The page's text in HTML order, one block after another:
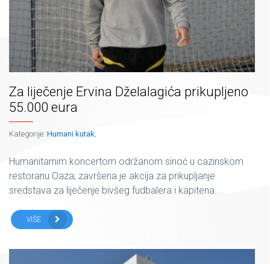
Za liječenje Ervina Dželalagića prikupljeno
55.000 eura
Kategorije: Humani kutak,
Humanitarnim koncertom održanom sinoć u cazinskom
restoranu Oaza, završena je akcija za prikupljanje
sredstava za liječenje bivšeg fudbalera i kapitena...
VIŠE